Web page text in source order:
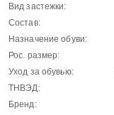
Вид застежки:
Состав:
Назначение обуви:
Рос. размер:
Уход за обувью:
ТНВЭД:
Бренд: